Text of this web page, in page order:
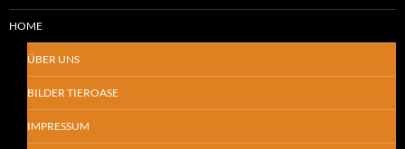
HOME
ÜBER UNS
BILDER TIEROASE
IMPRESSUM